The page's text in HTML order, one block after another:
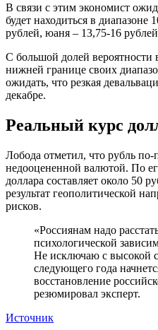
В связи с этим экономист
будет находиться в диапазоне
рублей, юаня – 13,75-16
С большой долей вероятности
нижней границе своих
ожидать, что резкая
декабре.
Реальный курс
Лобода отметил, что рубль по-
недооцененной валютой. По
доллара составляет около 50
результат геополитической
рисков.
«Россиянам надо
психологической
Не исключаю с высокой
следующего года
восстановление
резюмировал эксперт.
Источник